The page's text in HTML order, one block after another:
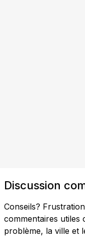
Discussion
Conseils?
commentaires utiles
problème, la ville et